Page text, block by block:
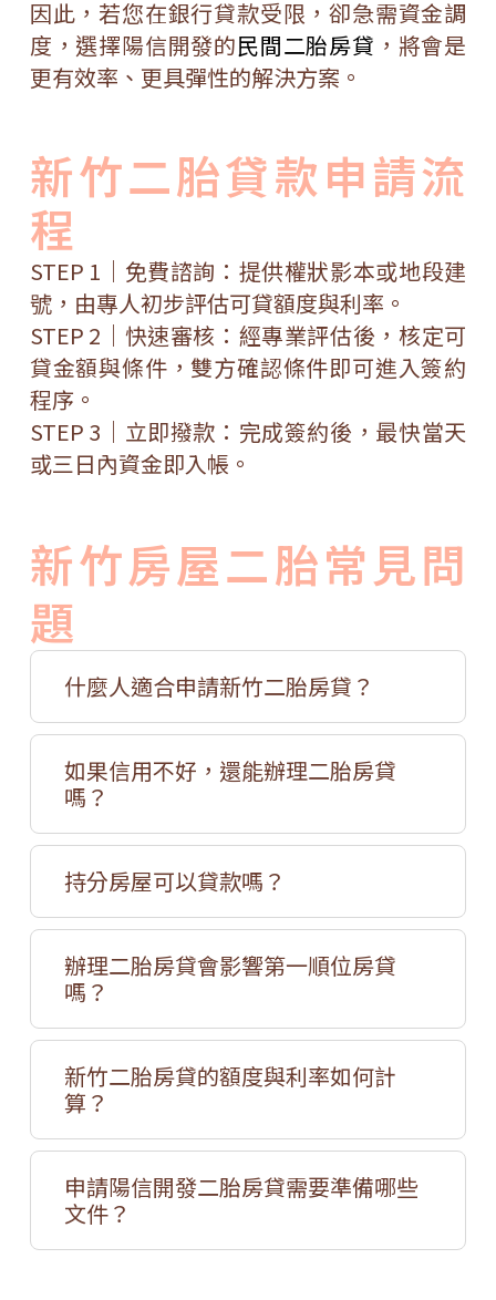
因此，若您在銀行貸款受限，卻急需資金調
度，選擇陽信開發的民間二胎房貸 ，將會是
更有效率、更具彈性的解決方案。
新竹二胎貸款申請流
程
STEP 1｜免費諮詢：提供權狀影本或地段建
號，由專人初步評估可貸額度與利率。
STEP 2｜快速審核：經專業評估後，核定可
貸金額與條件，雙方確認條件即可進入簽約
程序。
STEP 3｜立即撥款：完成簽約後，最快當天
或三日內資金即入帳。
新竹房屋二胎常見問
題
什麼人適合申請新竹二胎房貸？
如果信用不好，還能辦理二胎房貸
嗎？
持分房屋可以貸款嗎？
辦理二胎房貸會影響第一順位房貸
嗎？
新竹二胎房貸的額度與利率如何計
算？
申請陽信開發二胎房貸需要準備哪些
文件？